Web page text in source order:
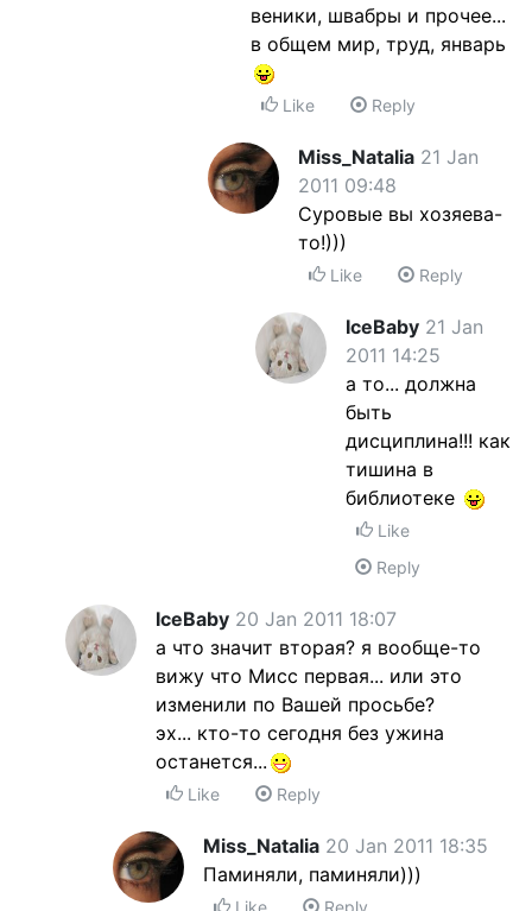
веники, швабры и прочее...
в общем мир, труд, январь
Like Reply
Miss_Natalia 21 Jan
2011 09:48
Суровые вы хозяева-
то!)))
Like Reply
IceBaby 21 Jan
2011 14:25
а то... должна
быть
дисциплина!!! как
тишина в
библиотеке
Like
Reply
IceBaby 20 Jan 2011 18:07
а что значит вторая? я вообще-то
вижу что Мисс первая... или это
изменили по Вашей просьбе?
эх... кто-то сегодня без ужина
останется...
Like Reply
Miss_Natalia 20 Jan 2011 18:35
Паминяли, паминяли)))
Like Reply